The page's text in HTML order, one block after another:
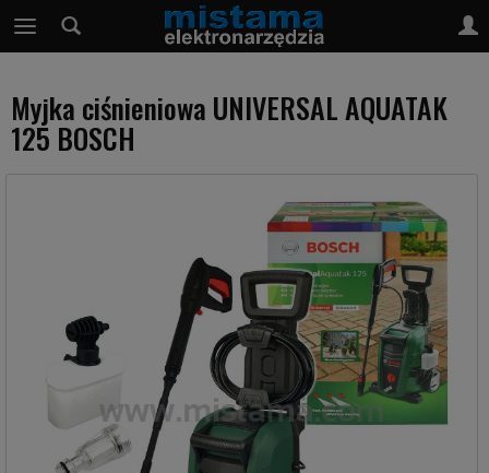
Myjka ciśnieniowa UNIVERSAL AQUATAK
125 BOSCH